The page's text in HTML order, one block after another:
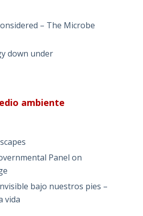
– The Microbe
down under
ambiente
Panel on
bajo nuestros pies –
vida